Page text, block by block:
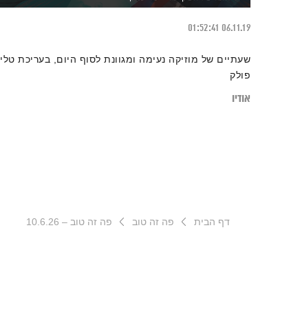
06.11.19
01:52:41
שעתיים של מוזיקה נעימה ומגוונת לסוף היום, בעריכת טלי
פולק
אודיו
דף הבית פה זה טוב פה זה טוב – 10.6.26